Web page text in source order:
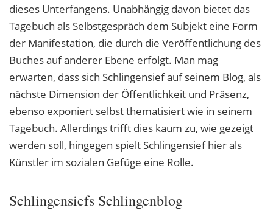
dieses Unterfangens. Unabhängig davon bietet das
Tagebuch als Selbstgespräch dem Subjekt eine Form
der Manifestation, die durch die Veröffentlichung des
Buches auf anderer Ebene erfolgt. Man mag
erwarten, dass sich Schlingensief auf seinem Blog, als
nächste Dimension der Öffentlichkeit und Präsenz,
ebenso exponiert selbst thematisiert wie in seinem
Tagebuch. Allerdings trifft dies kaum zu, wie gezeigt
werden soll, hingegen spielt Schlingensief hier als
Künstler im sozialen Gefüge eine Rolle.
Schlingensiefs Schlingenblog